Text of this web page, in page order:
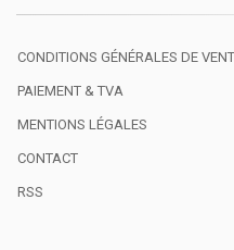
CONDITIONS GÉNÉRALES DE
PAIEMENT & TVA
MENTIONS LÉGALES
CONTACT
RSS